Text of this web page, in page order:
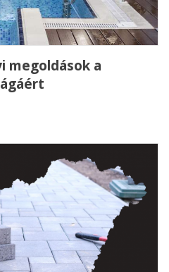
megoldások a